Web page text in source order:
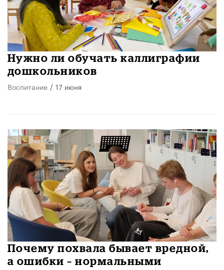
Нужно ли обучать каллиграфии
дошкольников
Воспитание / 17 июня
​Почему похвала бывает вредной,
а ошибки – нормальными